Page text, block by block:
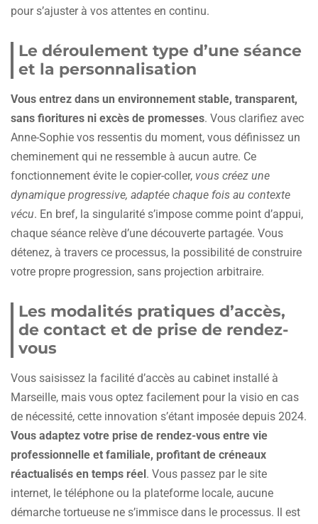
pour s’ajuster à vos attentes en continu.
Le déroulement type d’une séance
et la personnalisation
Vous entrez dans un environnement stable, transparent,
sans fioritures ni excès de promesses. Vous clarifiez avec
Anne-Sophie vos ressentis du moment, vous définissez un
cheminement qui ne ressemble à aucun autre. Ce
fonctionnement évite le copier-coller, vous créez une
dynamique progressive, adaptée chaque fois au contexte
vécu. En bref, la singularité s’impose comme point d’appui,
chaque séance relève d’une découverte partagée. Vous
détenez, à travers ce processus, la possibilité de construire
votre propre progression, sans projection arbitraire.
Les modalités pratiques d’accès,
de contact et de prise de rendez-
vous
Vous saisissez la facilité d’accès au cabinet installé à
Marseille, mais vous optez facilement pour la visio en cas
de nécessité, cette innovation s’étant imposée depuis 2024.
Vous adaptez votre prise de rendez-vous entre vie
professionnelle et familiale, profitant de créneaux
réactualisés en temps réel . Vous passez par le site
internet, le téléphone ou la plateforme locale, aucune
démarche tortueuse ne s’immisce dans le processus. Il est